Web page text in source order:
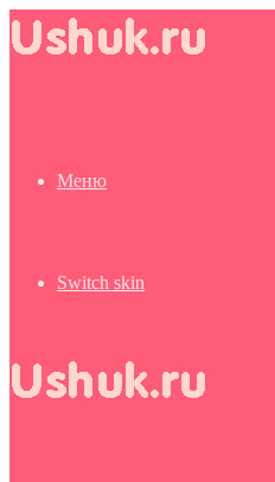
Меню
Switch skin